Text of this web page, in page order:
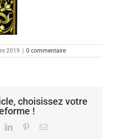
2019 | 0 commentaire
choisissez votre
!
LinkedInPinterestEmail